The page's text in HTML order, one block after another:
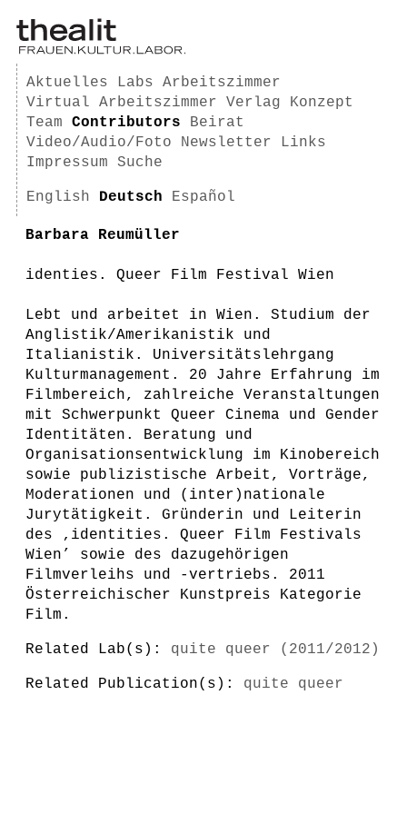
Aktuelles Labs
Arbeitszimmer
Virtual Arbeitszimmer
Verlag
Konzept
Team
Contributors
Beirat
Video/Audio/Foto
Newsletter
Links
Impressum
Suche
English Deutsch Español
Barbara Reumüller
identies. Queer Film Festival Wien
Lebt und arbeitet in Wien. Studium der
Anglistik/Amerikanistik und
Italianistik. Universitätslehrgang
Kulturmanagement. 20 Jahre Erfahrung im
Filmbereich, zahlreiche Veranstaltungen
mit Schwerpunkt Queer Cinema und Gender
Identitäten. Beratung und
Organisationsentwicklung im Kinobereich
sowie publizistische Arbeit, Vorträge,
Moderationen und (inter)nationale
Jurytätigkeit. Gründerin und Leiterin
des ‚identities. Queer Film Festivals
Wien’ sowie des dazugehörigen
Filmverleihs und -vertriebs. 2011
Österreichischer Kunstpreis Kategorie
Film.
Related Lab(s): quite queer (2011/2012)
Related Publication(s): quite queer